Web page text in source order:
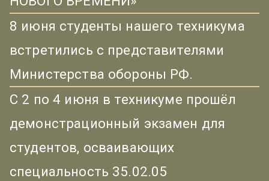
8 июня студенты нашего техникума
встретились с представителями
Министерства обороны РФ.
С 2 по 4 июня в техникуме прошёл
демонстрационный экзамен для
студентов, осваивающих
специальность 35.02.05